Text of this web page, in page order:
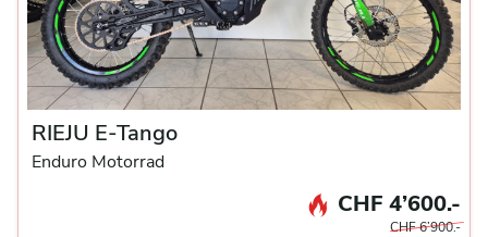
RIEJU E-Tango
Enduro Motorrad
CHF 4’600.-
CHF 6’900.-